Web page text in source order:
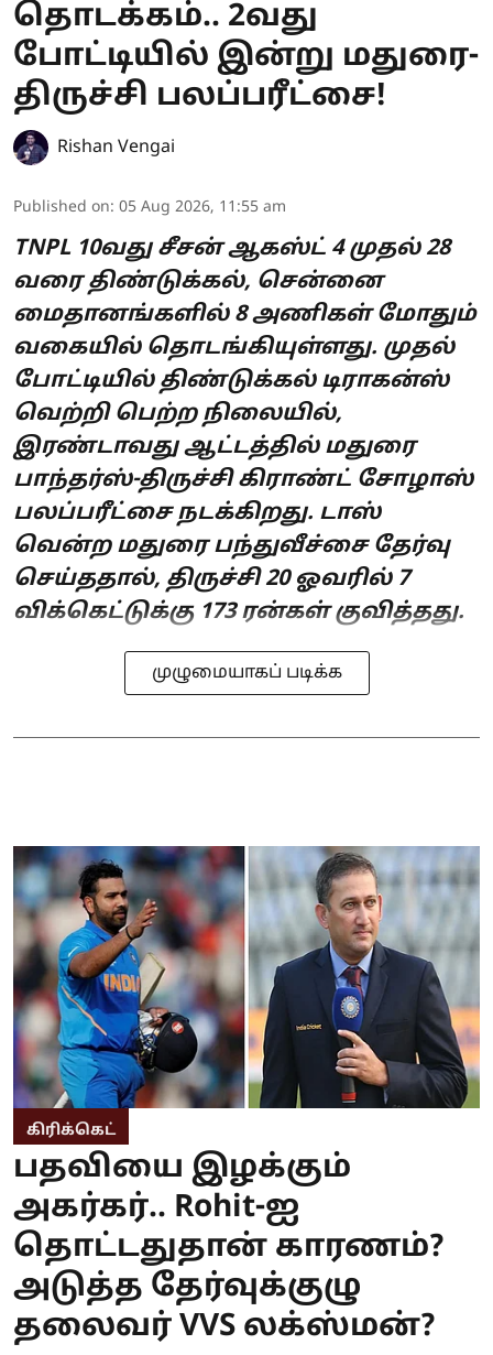
தொடக்கம்.. 2வது
போட்டியில் இன்று மதுரை-
திருச்சி பலப்பரீட்சை!
Rishan Vengai
Published on: 05 Aug 2026, 11:55 am
TNPL 10வது சீசன் ஆகஸ்ட் 4 முதல் 28
வரை திண்டுக்கல், சென்னை
மைதானங்களில் 8 அணிகள் மோதும்
வகையில் தொடங்கியுள்ளது. முதல்
போட்டியில் திண்டுக்கல் டிராகன்ஸ்
வெற்றி பெற்ற நிலையில்,
இரண்டாவது ஆட்டத்தில் மதுரை
பாந்தர்ஸ்-திருச்சி கிராண்ட் சோழாஸ்
பலப்பரீட்சை நடக்கிறது. டாஸ்
வென்ற மதுரை பந்துவீச்சை தேர்வு
செய்ததால், திருச்சி 20 ஓவரில் 7
விக்கெட்டுக்கு 173 ரன்கள் குவித்தது.
முழுமையாகப் படிக்க
கிரிக்கெட்
பதவியை இழக்கும்
அகர்கர்.. Rohit-ஐ
தொட்டதுதான் காரணம்?
அடுத்த தேர்வுக்குழு
தலைவர் VVS லக்ஸ்மன்?